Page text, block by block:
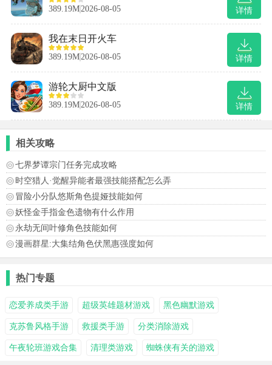
详情
389.19M2026-08-05
详情
我在末日开火车
389.19M2026-08-05
详情
游轮大厨中文版
389.19M2026-08-05
相关攻略
七界梦谭宗门任务完成攻略
时空猎人·觉醒异能者最强技能搭配怎么弄
冒险小分队悠斯角色提娅技能如何
妖怪金手指金色遗物有什么作用
永劫无间叶修角色技能如何
漫画群星:大集结角色伏黑惠强度如何
热门专题
恋爱养成类手游 超级英雄题材游戏 黑色幽默游戏
克苏鲁风格手游 救援类手游 分类消除游戏
午夜轮班游戏合集 清理类游戏 蜘蛛侠有关的游戏